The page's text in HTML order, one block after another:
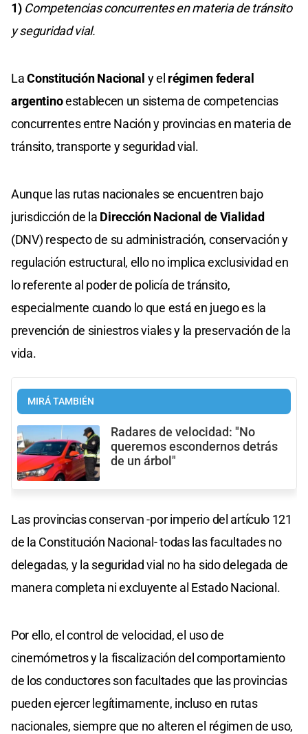
1) Competencias concurrentes en materia de tránsito
y seguridad vial.
LaConstitución Nacional y el régimen federal
argentinoestablecen un sistema de competencias
concurrentes entre Nación y provincias en materia de
tránsito, transporte y seguridad vial.
Aunque las rutas nacionales se encuentren bajo
jurisdicción de la Dirección Nacional de Vialidad
(DNV) respecto de su administración, conservación y
regulación estructural, ello no implica exclusividad en
lo referente al poder de policía de tránsito,
especialmente cuando lo que está en juego es la
prevención de siniestros viales y la preservación de la
vida.
MIRÁ TAMBIÉN
Radares de velocidad: "No
queremos escondernos detrás
de un árbol"
Las provincias conservan -por imperio del artículo 121
de la Constitución Nacional- todas las facultades no
delegadas, y la seguridad vial no ha sido delegada de
manera completa ni excluyente al Estado Nacional.
Por ello, el control de velocidad, el uso de
cinemómetros y la fiscalización del comportamiento
de los conductores son facultades que las provincias
pueden ejercer legítimamente, incluso en rutas
nacionales, siempre que no alteren el régimen de uso,